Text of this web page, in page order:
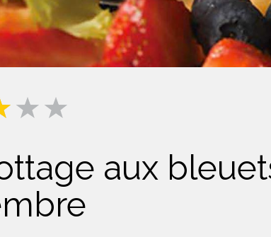
aux